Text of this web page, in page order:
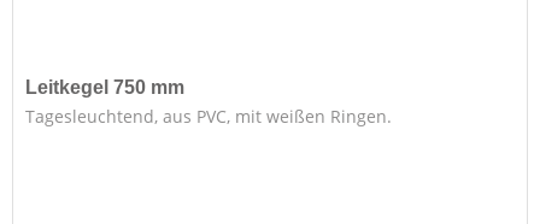
Leitkegel 750 mm
Tagesleuchtend, aus PVC, mit weißen Ringen.